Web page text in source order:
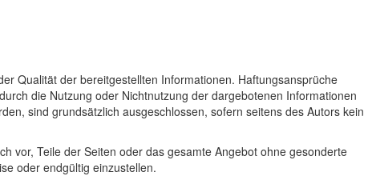
Qualität der bereitgestellten Informationen. Haftungsansprüche
die Nutzung oder Nichtnutzung der dargebotenen Informationen
sind grundsätzlich ausgeschlossen, sofern seitens des Autors kein
vor, Teile der Seiten oder das gesamte Angebot ohne gesonderte
oder endgültig einzustellen.